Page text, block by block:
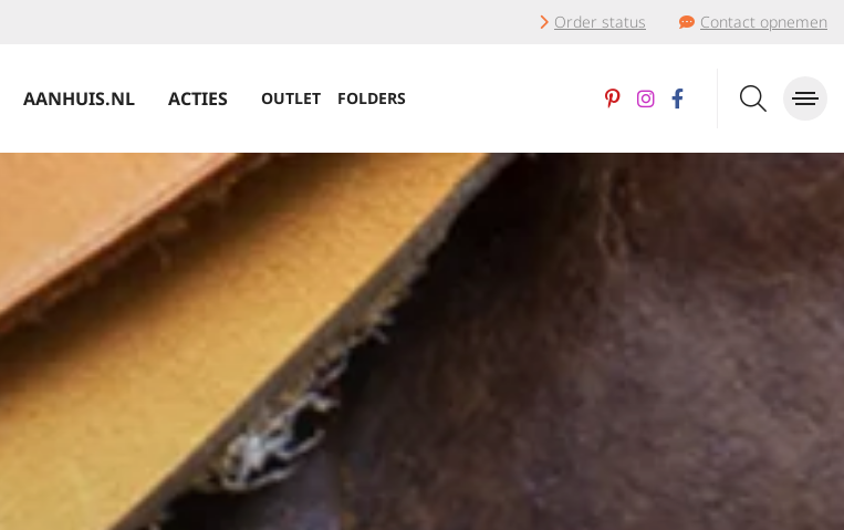
Order status Contact opnemen
AANHUIS.NL ACTIES OUTLET FOLDERS